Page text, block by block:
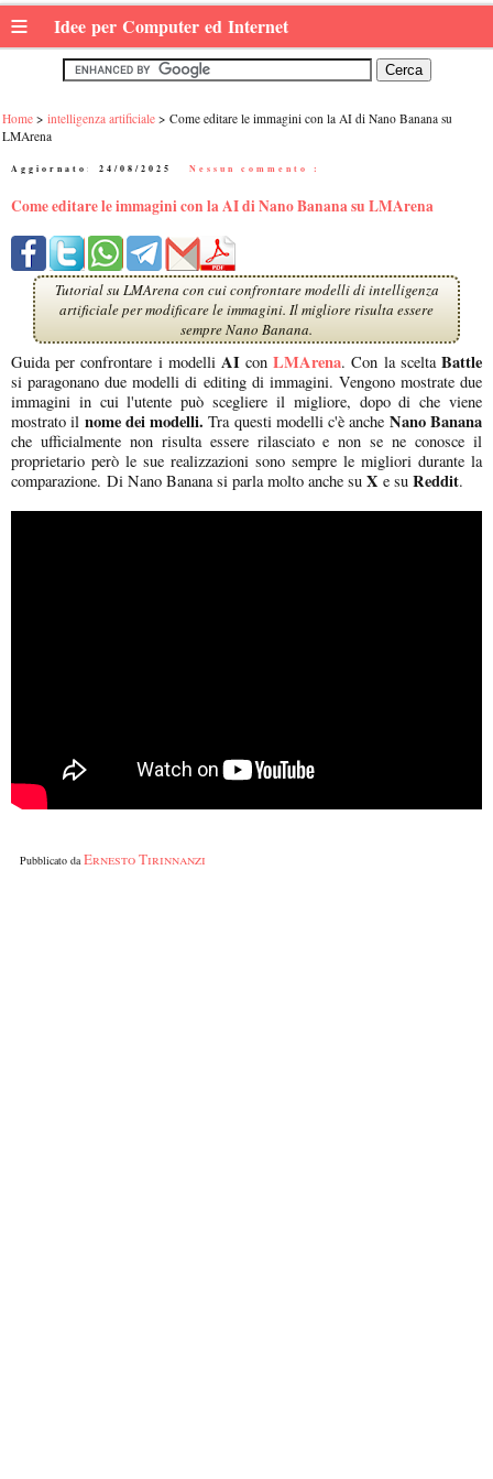
≡ Idee per Computer ed Internet
Home intelligenza artificiale
Come editare le immagini con la AI di Nano Banana su
LMArena
Aggiornato: 24/08/2025 Nessun commento :
Come editare le immagini con la AI di Nano Banana su LMArena
Tutorial su LMArena con cui confrontare modelli di intelligenza
artificiale per modificare le immagini. Il migliore risulta essere
sempre Nano Banana.
Guida per confrontare i modelliAIconLMArena. Con la sceltaBattle
si paragonano due modelli di editing di immagini. Vengono mostrate due
immagini in cui l'utente può scegliere il migliore, dopo di che viene
mostrato il nome dei modelli.Tra questi modelli c'è anche Nano Banana
che ufficialmente non risulta essere rilasciato e non se ne conosce il
proprietario però le sue realizzazioni sono sempre le migliori durante la
comparazione. Di Nano Banana si parla molto anche su X e su Reddit.
Pubblicato da Ernesto Tirinnanzi